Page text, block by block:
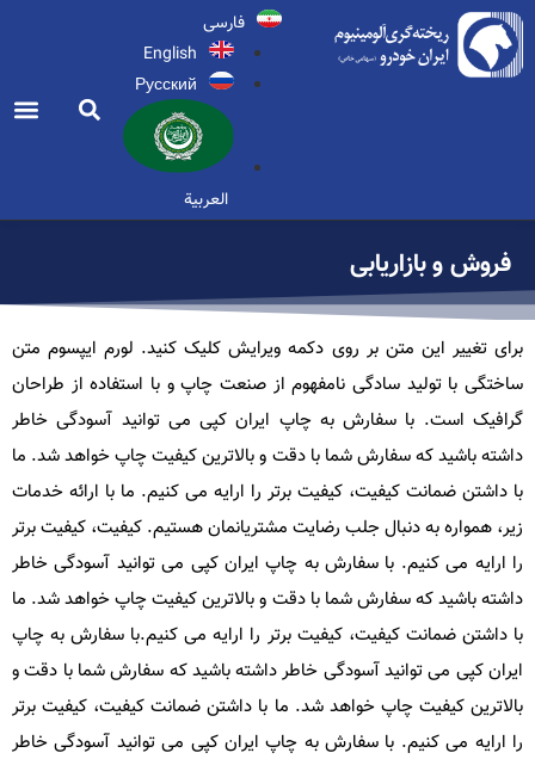
فارسی
English
Русский
العربية
فروش و بازاریابی
برای تغییر این متن بر روی دکمه ویرایش کلیک کنید. لورم ایپسوم متن
ساختگی با تولید سادگی نامفهوم از صنعت چاپ و با استفاده از طراحان
گرافیک است. با سفارش به چاپ ایران کپی می توانید آسودگی خاطر
داشته باشید که سفارش شما با دقت و بالاترین کیفیت چاپ خواهد شد. ما
با داشتن ضمانت کیفیت، کیفیت برتر را ارایه می کنیم. ما با ارائه خدمات
زیر، همواره به دنبال جلب رضایت مشتریانمان هستیم. کیفیت، کیفیت برتر
را ارایه می کنیم. با سفارش به چاپ ایران کپی می توانید آسودگی خاطر
داشته باشید که سفارش شما با دقت و بالاترین کیفیت چاپ خواهد شد. ما
با داشتن ضمانت کیفیت، کیفیت برتر را ارایه می کنیم.با سفارش به چاپ
ایران کپی می توانید آسودگی خاطر داشته باشید که سفارش شما با دقت و
بالاترین کیفیت چاپ خواهد شد. ما با داشتن ضمانت کیفیت، کیفیت برتر
را ارایه می کنیم. با سفارش به چاپ ایران کپی می توانید آسودگی خاطر